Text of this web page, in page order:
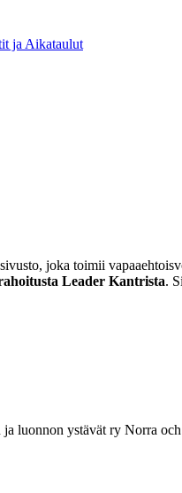
ja Aikataulut
joka toimii
Leader Kantrista.
luonnon ystävät ry Norra